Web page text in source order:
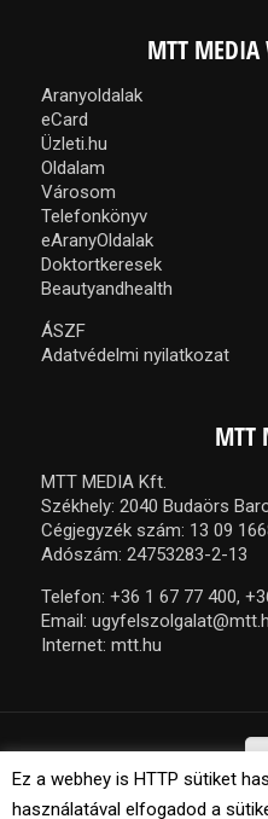
MTT MEDIA
Aranyoldalak
eCard
Üzleti.hu
Oldalam
Városom
Telefonkönyv
eAranyOldalak
Doktortkeresek
Beautyandhealth
ÁSZF
Adatvédelmi nyilatkozat
MTT
MTT MEDIA Kft.
Székhely: 2040 Budaörs
Cégjegyzék szám: 13 09
Adószám: 24753283-2-13
Telefon: +36 1 67 77 400,
Email:
Internet: mtt.hu
Ez a webhey is HTTP sütiket
használatával elfogadod a